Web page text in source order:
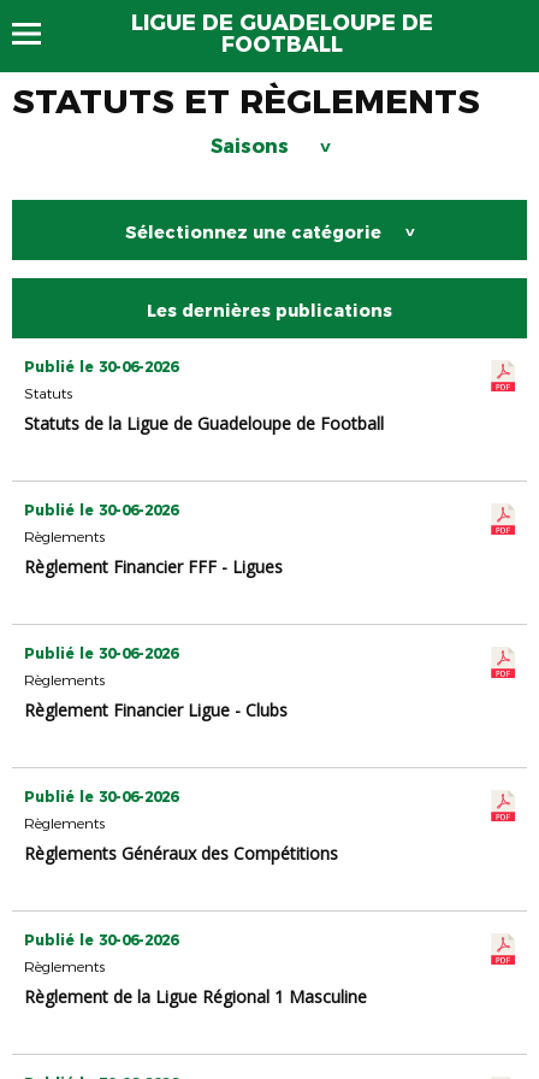
LIGUE DE GUADELOUPE DE
FOOTBALL
STATUTS ET RÈGLEMENTS
Saisons >
Sélectionnez une catégorie >
Les dernières publications
Publié le 30-06-2026
Statuts
Statuts de la Ligue de Guadeloupe de Football
Publié le 30-06-2026
Règlements
Règlement Financier FFF - Ligues
Publié le 30-06-2026
Règlements
Règlement Financier Ligue - Clubs
Publié le 30-06-2026
Règlements
Règlements Généraux des Compétitions
Publié le 30-06-2026
Règlements
Règlement de la Ligue Régional 1 Masculine